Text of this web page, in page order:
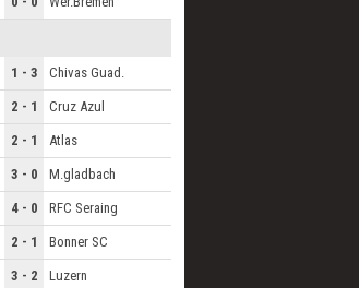
1 - 3 Chivas Guad.
2 - 1 Cruz Azul
2 - 1 Atlas
3 - 0 M.gladbach
4 - 0 RFC Seraing
2 - 1 Bonner SC
3 - 2 Luzern